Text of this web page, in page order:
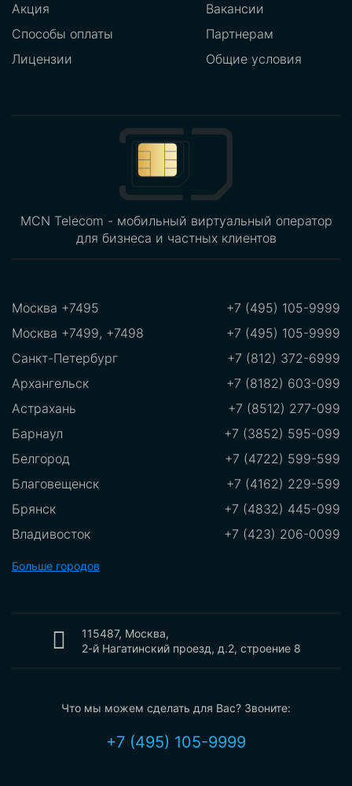
Акция
Способы оплаты
Лицензии
Вакансии
Партнерам
Общие условия
MCN Telecom - мобильный виртуальный оператор
для бизнеса и частных клиентов
Москва +7495
+7 (495) 105-9999
Москва +7499, +7498
+7 (495) 105-9999
Санкт-Петербург
+7 (812) 372-6999
Архангельск
+7 (8182) 603-099
Астрахань
+7 (8512) 277-099
Барнаул
+7 (3852) 595-099
Белгород
+7 (4722) 599-599
Благовещенск
+7 (4162) 229-599
Брянск
+7 (4832) 445-099
Владивосток
+7 (423) 206-0099
Владикавказ
Вологда
+7 (473) 212-2099
Иваново
+7 (4932) 700-099
+7 (3412) 209-099
Больше городов
115487, Москва,
2-й Нагатинский проезд, д.2, строение 8
Что мы можем сделать для Вас? Звоните:
+7 (495) 105-9999